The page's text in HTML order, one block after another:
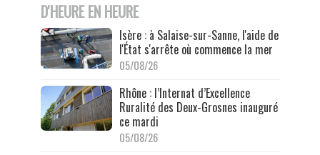
D'HEURE EN HEURE
Isère : à Salaise-sur-Sanne, l'aide de
l'État s'arrête où commence la mer
05/08/26
Rhône : l’Internat d’Excellence
Ruralité des Deux-Grosnes inauguré
ce mardi
05/08/26